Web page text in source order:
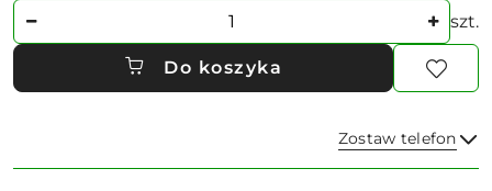
Ilość szt.
Do koszyka
Zostaw telefon